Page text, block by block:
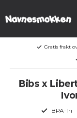
Gratis frakt
Bibs x
BPA-fri